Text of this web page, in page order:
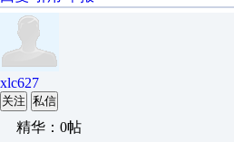
xlc627
关注 私信
精华：0帖